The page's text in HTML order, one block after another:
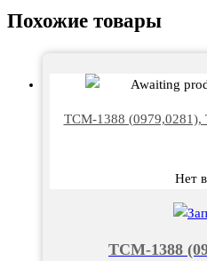
Похожие товары
ТСМ-1388 (0979,0281),
Нет
ТСМ-1388